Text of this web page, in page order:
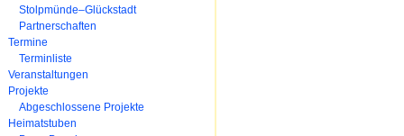
Stolpmünde–Glückstadt
Partnerschaften
Termine
Terminliste
Veranstaltungen
Projekte
Abgeschlossene Projekte
Heimatstuben